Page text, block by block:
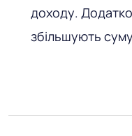
доходу.
збільшують